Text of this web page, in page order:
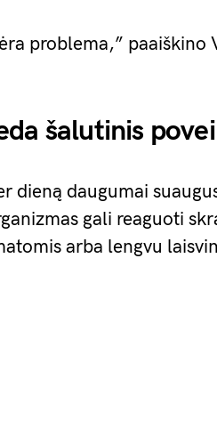
problema,”
šalutinis
dieną daugumai
gali reaguoti
arba lengvu